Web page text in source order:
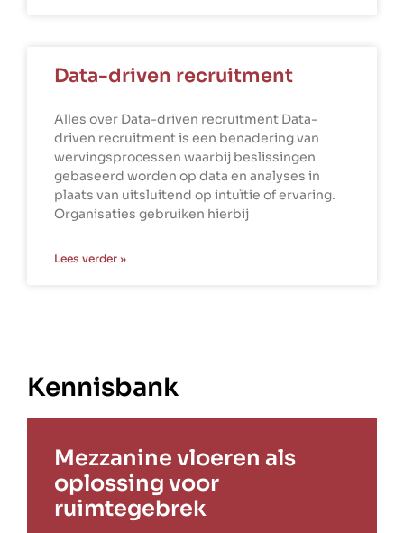
Data-driven recruitment
Alles over Data-driven recruitment Data-
driven recruitment is een benadering van
wervingsprocessen waarbij beslissingen
gebaseerd worden op data en analyses in
plaats van uitsluitend op intuïtie of ervaring.
Organisaties gebruiken hierbij
Lees verder »
Kennisbank
Mezzanine vloeren als
oplossing voor
ruimtegebrek